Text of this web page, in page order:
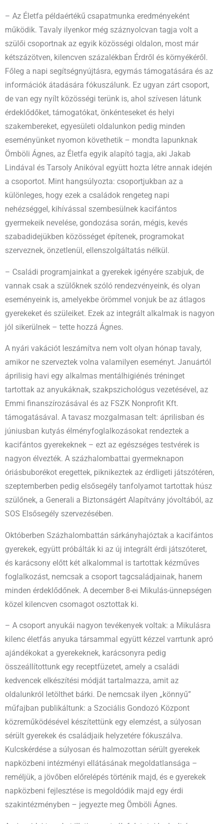
– Az Életfa példaértékű csapatmunka eredményeként
működik. Tavaly ilyenkor még száznyolcvan tagja volt a
szülői csoportnak az egyik közösségi oldalon, most már
kétszázötven, kilencven százalékban Érdről és környékéről.
Főleg a napi segítségnyújtásra, egymás támogatására és az
információk átadására fókuszálunk. Ez ugyan zárt csoport,
de van egy nyílt közösségi terünk is, ahol szívesen látunk
érdeklődőket, támogatókat, önkénteseket és helyi
szakembereket, egyesületi oldalunkon pedig minden
eseményünket nyomon követhetik – mondta lapunknak
Ömböli Ágnes, az Életfa egyik alapító tagja, aki Jakab
Lindával és Tarsoly Anikóval együtt hozta létre annak idején
a csoportot. Mint hangsúlyozta: csoportjukban az a
különleges, hogy ezek a családok rengeteg napi
nehézséggel, kihívással szembesülnek kacifántos
gyermekeik nevelése, gondozása során, mégis, kevés
szabadidejükben közösséget építenek, programokat
szerveznek, önzetlenül, ellenszolgáltatás nélkül.
– Családi programjainkat a gyerekek igényére szabjuk, de
vannak csak a szülőknek szóló rendezvényeink, és olyan
eseményeink is, amelyekbe örömmel vonjuk be az átlagos
gyerekeket és szüleiket. Ezek az integrált alkalmak is nagyon
jól sikerülnek – tette hozzá Ágnes.
A nyári vakációt leszámítva nem volt olyan hónap tavaly,
amikor ne szerveztek volna valamilyen eseményt. Januártól
áprilisig havi egy alkalmas mentálhigiénés tréninget
tartottak az anyukáknak, szakpszichológus vezetésével, az
Emmi finanszírozásával és az FSZK Nonprofit Kft.
támogatásával. A tavasz mozgalmasan telt: áprilisban és
júniusban kutyás élményfoglalkozásokat rendeztek a
kacifántos gyerekeknek – ezt az egészséges testvérek is
nagyon élvezték. A százhalombattai gyermeknapon
óriásbuborékot eregettek, piknikeztek az érdligeti játszótéren,
szeptemberben pedig elsősegély tanfolyamot tartottak húsz
szülőnek, a Generali a Biztonságért Alapítvány jóvoltából, az
SOS Elsősegély szervezésében.
Októberben Százhalombattán sárkányhajóztak a kacifántos
gyerekek, együtt próbálták ki az új integrált érdi játszóteret,
és karácsony előtt két alkalommal is tartottak kézműves
foglalkozást, nemcsak a csoport tagcsaládjainak, hanem
minden érdeklődőnek. A december 8-ei Mikulás-ünnepségen
közel kilencven csomagot osztottak ki.
– A csoport anyukái nagyon tevékenyek voltak: a Mikulásra
kilenc életfás anyuka társammal együtt kézzel varrtunk apró
ajándékokat a gyerekeknek, karácsonyra pedig
összeállítottunk egy receptfüzetet, amely a családi
kedvencek elkészítési módját tartalmazza, amit az
oldalunkról letölthet bárki. De nemcsak ilyen „könnyű”
műfajban publikáltunk: a Szociális Gondozó Központ
közreműködésével készítettünk egy elemzést, a súlyosan
sérült gyerekek és családjaik helyzetére fókuszálva.
Kulcskérdése a súlyosan és halmozottan sérült gyerekek
napközbeni intézményi ellátásának megoldatlansága –
reméljük, a jövőben előrelépés történik majd, és e gyerekek
napközbeni fejlesztése is megoldódik majd egy érdi
szakintézményben – jegyezte meg Ömböli Ágnes.